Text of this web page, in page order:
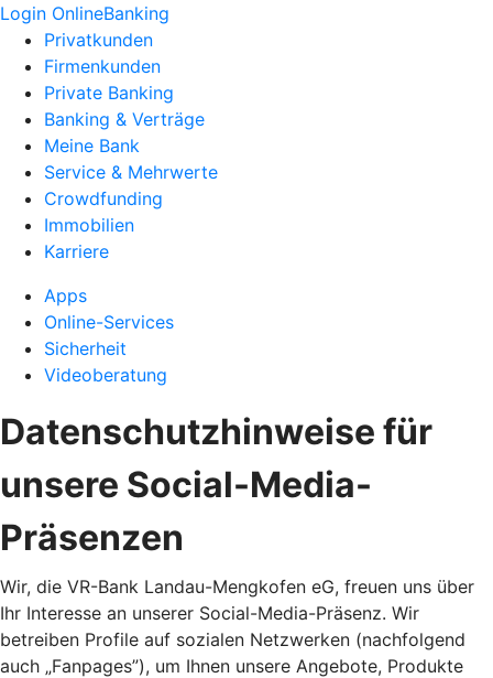
Login OnlineBanking
Privatkunden
Firmenkunden
Private Banking
Banking & Verträge
Meine Bank
Service & Mehrwerte
Crowdfunding
Immobilien
Karriere
Apps
Online-Services
Sicherheit
Videoberatung
Datenschutzhinweise für
unsere Social-Media-
Präsenzen
Wir, die VR-Bank Landau-Mengkofen eG, freuen uns über
Ihr Interesse an unserer Social-Media-Präsenz. Wir
betreiben Profile auf sozialen Netzwerken (nachfolgend
auch „Fanpages”), um Ihnen unsere Angebote, Produkte